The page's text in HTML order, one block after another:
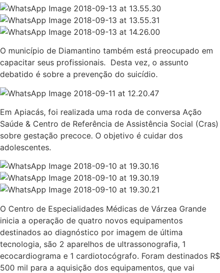
O município de Diamantino também está preocupado em
capacitar seus profissionais. Desta vez, o assunto
debatido é sobre a prevenção do suicídio.
Em Apiacás, foi realizada uma roda de conversa Ação
Saúde & Centro de Referência de Assistência Social (Cras)
sobre gestação precoce. O objetivo é cuidar dos
adolescentes.
O Centro de Especialidades Médicas de Várzea Grande
inicia a operação de quatro novos equipamentos
destinados ao diagnóstico por imagem de última
tecnologia, são 2 aparelhos de ultrassonografia, 1
ecocardiograma e 1 cardiotocógrafo. Foram destinados R$
500 mil para a aquisição dos equipamentos, que vai